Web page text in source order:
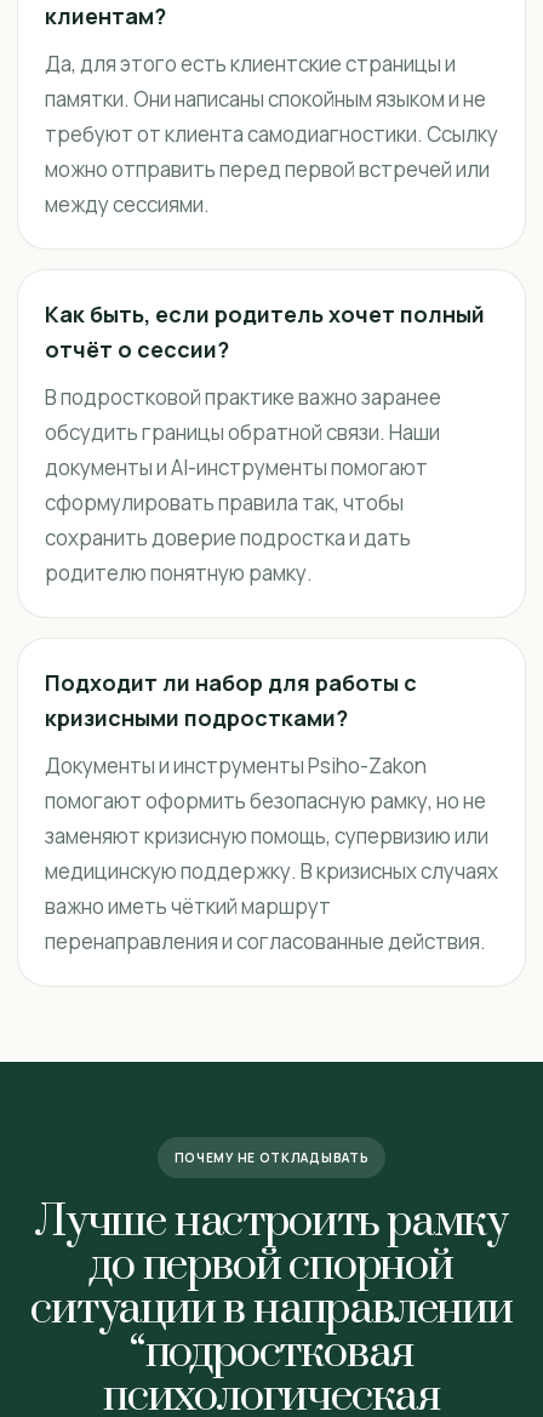
клиентам?
Да, для этого есть клиентские страницы и
памятки. Они написаны спокойным языком и не
требуют от клиента самодиагностики. Ссылку
можно отправить перед первой встречей или
между сессиями.
Как быть, если родитель хочет полный
отчёт о сессии?
В подростковой практике важно заранее
обсудить границы обратной связи. Наши
документы и AI-инструменты помогают
сформулировать правила так, чтобы
сохранить доверие подростка и дать
родителю понятную рамку.
Подходит ли набор для работы с
кризисными подростками?
Документы и инструменты Psiho-Zakon
помогают оформить безопасную рамку, но не
заменяют кризисную помощь, супервизию или
медицинскую поддержку. В кризисных случаях
важно иметь чёткий маршрут
перенаправления и согласованные действия.
ПОЧЕМУ НЕ ОТКЛАДЫВАТЬ
Лучше настроить рамку
до первой спорной
ситуации в направлении
“подростковая
психологическая